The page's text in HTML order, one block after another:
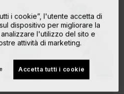
i cookie”, l'utente accetta di
dispositivo per migliorare la
l'utilizzo del sito e
attività di marketing.
Accetta tutti i cookie